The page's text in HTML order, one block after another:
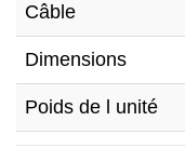
Câble
Dimensions
Poids de l unité